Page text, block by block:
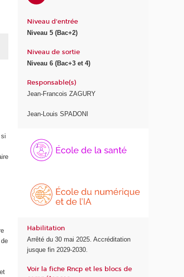
Niveau d'entrée
Niveau 5 (Bac+2)
Niveau de sortie
Niveau 6 (Bac+3 et 4)
Responsable(s)
Jean-Francois ZAGURY
Jean-Louis SPADONI
Habilitation
Arrêté du 30 mai 2025. Accréditation
jusque fin 2029-2030.
Voir la fiche Rncp et les blocs de